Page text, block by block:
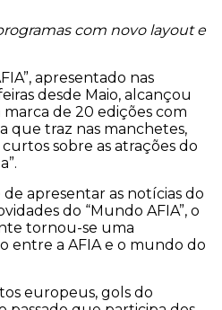
com novo layout e
apresentado nas
desde Maio, alcançou
de 20 edições com
que traz nas manchetes,
sobre as atrações do
apresentar as notícias do
do “Mundo AFIA”, o
tornou-se uma
entre a AFIA e o mundo do
europeus, gols do